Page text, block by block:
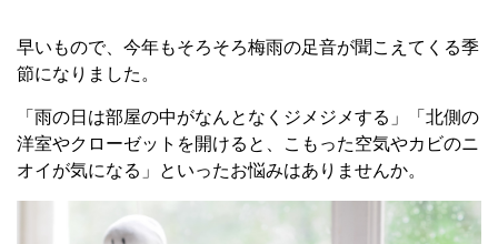
早いもので、今年もそろそろ梅雨の足音が聞こえてくる季
節になりました。
「雨の日は部屋の中がなんとなくジメジメする」「北側の
洋室やクローゼットを開けると、こもった空気やカビのニ
オイが気になる」といったお悩みはありませんか。